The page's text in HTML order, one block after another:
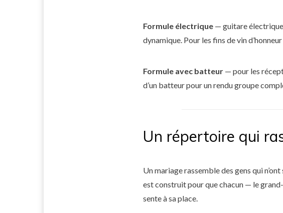
Formule électrique — guitare
dynamique. Pour les fins de vin
Formule avec batteur — pour les
d’un batteur pour un rendu groupe
Un répertoire qui
Un mariage rassemble des gens qui
est construit pour que chacun — le
sente à sa place.